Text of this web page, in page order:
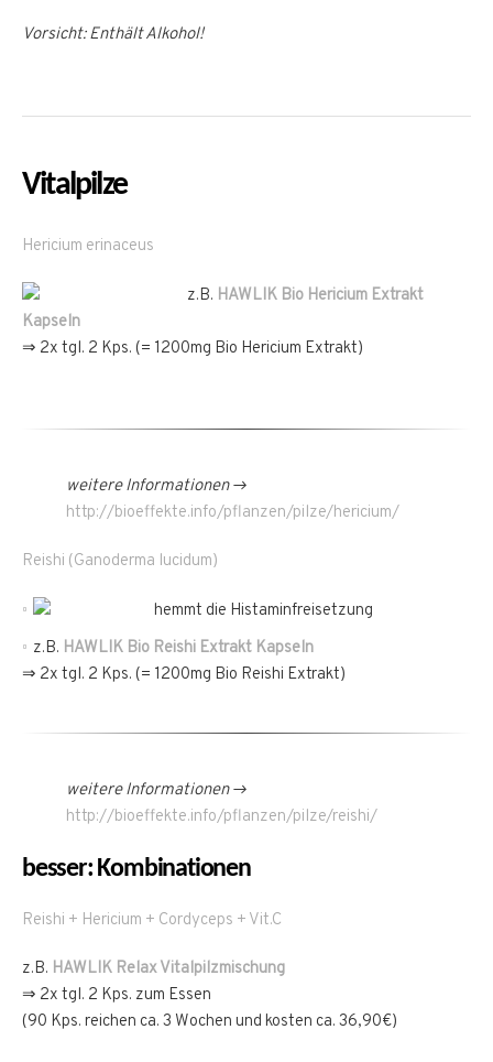
Vorsicht: Enthält Alkohol!
Vitalpilze
Hericium erinaceus
z.B. HAWLIK Bio Hericium Extrakt
Kapseln
⇒ 2x tgl. 2 Kps. (= 1200mg Bio Hericium Extrakt)
weitere Informationen →
http://bioeffekte.info/pflanzen/pilze/hericium/
Reishi (Ganoderma lucidum)
hemmt die Histaminfreisetzung
z.B. HAWLIK Bio Reishi Extrakt Kapseln
⇒ 2x tgl. 2 Kps. (= 1200mg Bio Reishi Extrakt)
weitere Informationen →
http://bioeffekte.info/pflanzen/pilze/reishi/
besser: Kombinationen
Reishi + Hericium + Cordyceps + Vit.C
z.B. HAWLIK Relax Vitalpilzmischung
⇒ 2x tgl. 2 Kps. zum Essen
(90 Kps. reichen ca. 3 Wochen und kosten ca. 36,90€)